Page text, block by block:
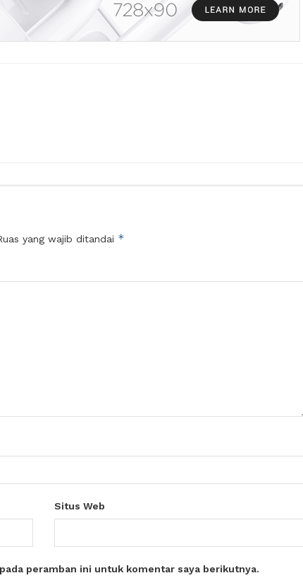
yang wajib ditandai *
Situs Web
peramban ini untuk komentar saya berikutnya.